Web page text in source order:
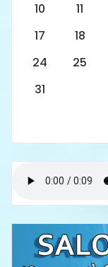
10
11
17
18
24
25
31